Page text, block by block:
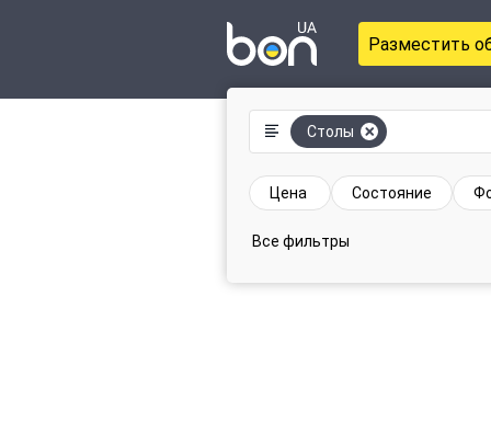
Разместить
Столы
Цена Состояние
Все фильтры